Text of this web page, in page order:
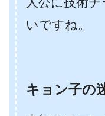
いですね。
キョン子の